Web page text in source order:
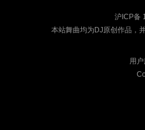
沪ICP备
本站舞曲均为DJ原创作品，
用